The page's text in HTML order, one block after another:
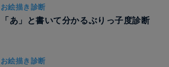
お絵描き診断
「あ」と書いて分かるぶりっ子度診断
お絵描き診断